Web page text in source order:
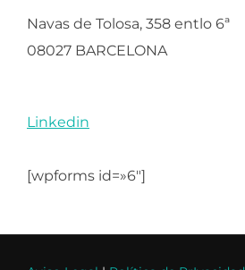
Navas de Tolosa, 358 entlo 6ª
08027 BARCELONA
Linkedin
[wpforms id=»6″]